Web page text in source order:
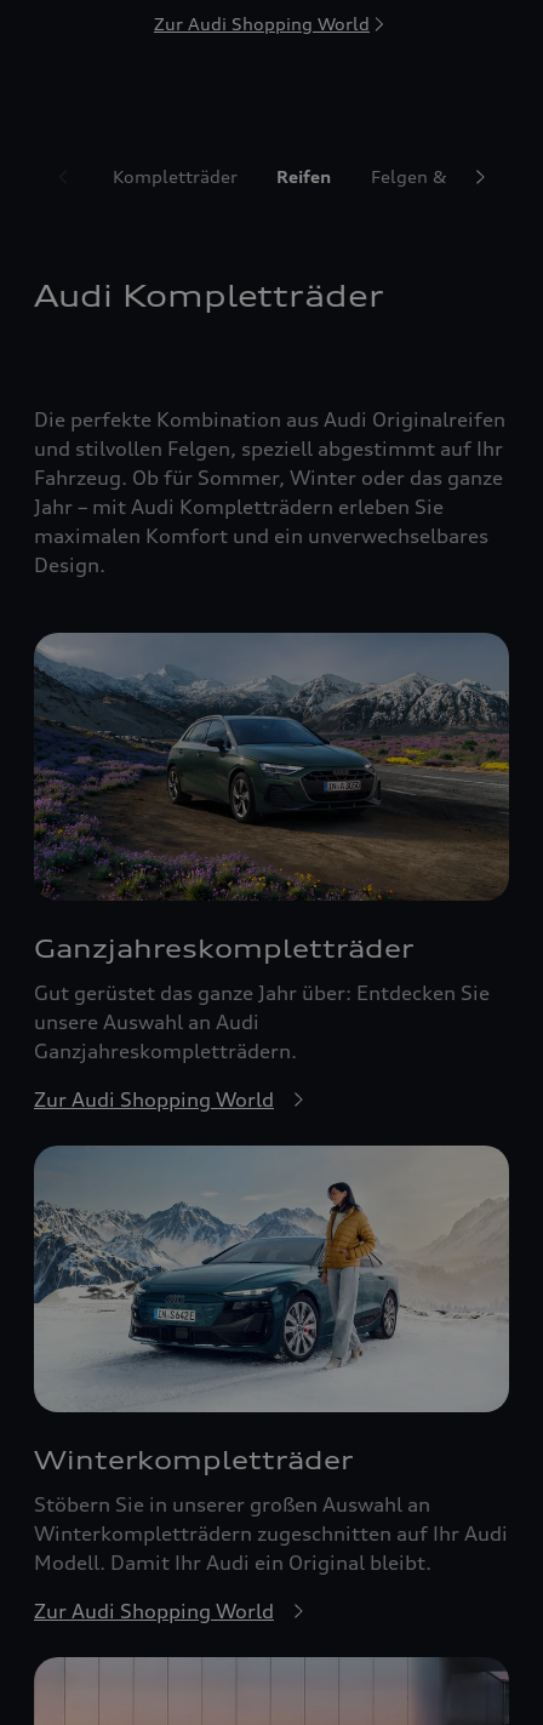
Zur Audi Shopping World
Kompletträder Reifen Felgen &
Audi Kompletträder
Die perfekte Kombination aus Audi Originalreifen
und stilvollen Felgen, speziell abgestimmt auf Ihr
Fahrzeug. Ob für Sommer, Winter oder das ganze
Jahr – mit Audi Kompletträdern erleben Sie
maximalen Komfort und ein unverwechselbares
Design.
Ganzjahreskomplett­räder
Gut gerüstet das ganze Jahr über: Entdecken Sie
unsere Auswahl an Audi
Ganzjahreskompletträdern.
Zur Audi Shopping World
Winterkompletträder
Stöbern Sie in unserer großen Auswahl an
Winterkompletträdern zugeschnitten auf Ihr Audi
Modell. Damit Ihr Audi ein Original bleibt.
Zur Audi Shopping World